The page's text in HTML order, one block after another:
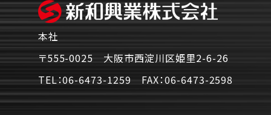
本社
〒555-0025 大阪市西淀川区姫里2-6-26
TEL：06-6473-1259 FAX：06-6473-2598